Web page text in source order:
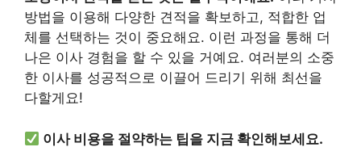
방법을 이용해 다양한 견적을 확보하고, 적합한 업
체를 선택하는 것이 중요해요. 이런 과정을 통해 더
나은 이사 경험을 할 수 있을 거예요. 여러분의 소중
한 이사를 성공적으로 이끌어 드리기 위해 최선을
다할게요!
이사 비용을 절약하는 팁을 지금 확인해보세요.